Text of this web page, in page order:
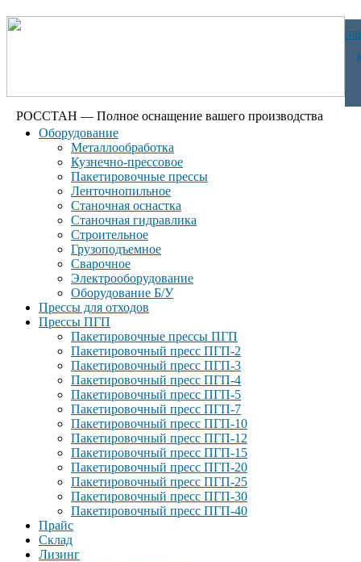
РОССТАН — Полное оснащение вашего производства
Оборудование
Металлообработка
Кузнечно-прессовое
Пакетировочные прессы
Ленточнопильное
Станочная оснастка
Станочная гидравлика
Строительное
Грузоподъемное
Сварочное
Электрооборудование
Оборудование Б/У
Прессы для отходов
Прессы ПГП
Пакетировочные прессы ПГП
Пакетировочный пресс ПГП-2
Пакетировочный пресс ПГП-3
Пакетировочный пресс ПГП-4
Пакетировочный пресс ПГП-5
Пакетировочный пресс ПГП-7
Пакетировочный пресс ПГП-10
Пакетировочный пресс ПГП-12
Пакетировочный пресс ПГП-15
Пакетировочный пресс ПГП-20
Пакетировочный пресс ПГП-25
Пакетировочный пресс ПГП-30
Пакетировочный пресс ПГП-40
Прайс
Склад
Лизинг